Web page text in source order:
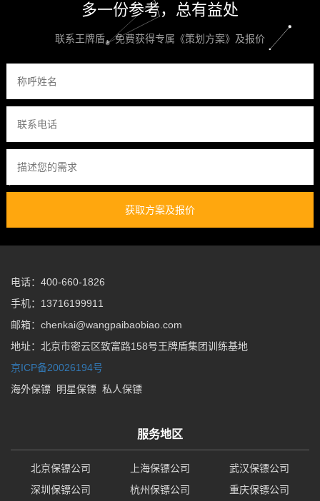
多一份参考，总有益处
联系王牌盾，免费获得专属《策划方案》及报价
获取方案及报价
电话：400-660-1826
手机：13716199911
邮箱：chenkai@wangpaibaobiao.com
地址：北京市密云区致富路158号王牌盾集团训练基地
京ICP备20026194号
海外保镖
明星保镖 私人保镖
服务地区
北京保镖公司 上海保镖公司
武汉保镖公司
深圳保镖公司
杭州保镖公司 重庆保镖公司